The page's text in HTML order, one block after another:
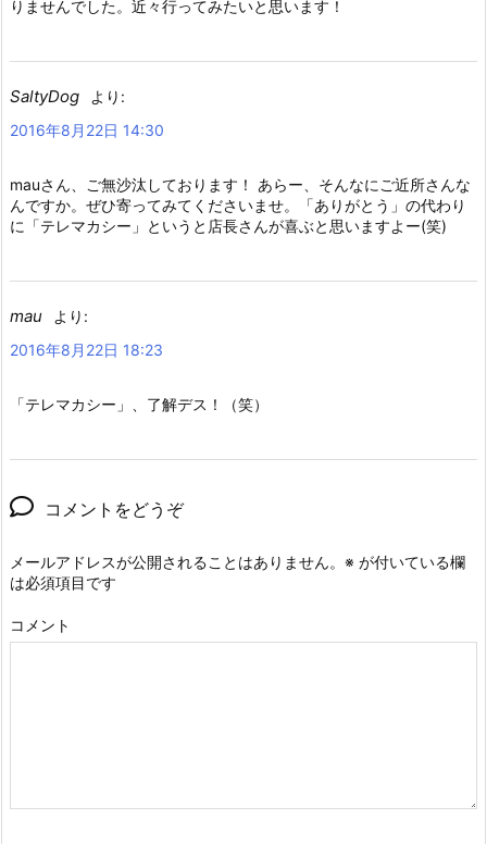
りませんでした。近々行ってみたいと思います！
SaltyDog
より:
2016年8月22日 14:30
mauさん、ご無沙汰しております！ あらー、そんなにご近所さんな
んですか。ぜひ寄ってみてくださいませ。「ありがとう」の代わり
に「テレマカシー」というと店長さんが喜ぶと思いますよー(笑)
mau
より:
2016年8月22日 18:23
「テレマカシー」、了解デス！（笑）
コメントをどうぞ
メールアドレスが公開されることはありません。 ※ が付いている欄
は必須項目です
コメント